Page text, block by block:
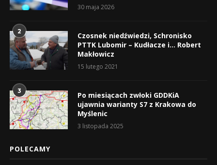
30 maja 2026
2
Czosnek niedźwiedzi, Schronisko
PTTK Lubomir – Kudłacze i… Robert
Makłowicz
15 lutego 2021
3
Po miesiącach zwłoki GDDKiA
ujawnia warianty S7 z Krakowa do
Myślenic
3 listopada 2025
POLECAMY